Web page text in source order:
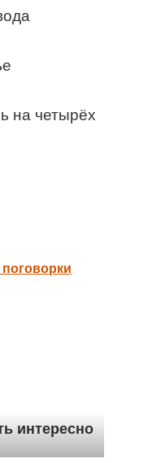
на четырёх
интересно